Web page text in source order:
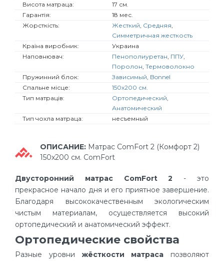
Висота матраца:
17 см.
Гарантія:
18 мес.
Жорсткість:
Жесткий, Средняя,
Симметричная жесткость
Країна виробник:
Украина
Наповнювач:
Пенополиуретан, ППУ,
Поролон, Термоволокно
Пружинний блок:
Зависимый, Bonnel
Спальне місце:
150х200 см.
Тип матраців:
Ортопедический,
Анатомический
Тип чохла матраца:
несъемный
ОПИСАНИЕ: Матрас ComFort 2 (Комфорт 2)
150х200 см. ComFort
Двусторонний матрас ComFort 2 - это
прекрасное начало дня и его приятное завершение.
Благодаря высококачественным экологическим
чистым материалам, осуществляется высокий
ортопедический и анатомический эффект.
Ортопедические свойства
Разные уровни жёсткости матраса позволяют